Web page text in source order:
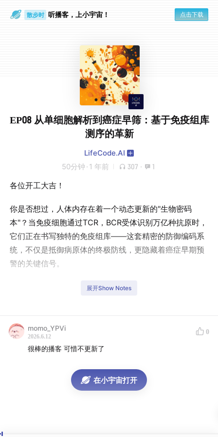
散步时 听播客，上小宇宙！ 点击下载
EP08 从单细胞解析到癌症早筛：基于免疫组库
测序的革新
LifeCode.AI
50分钟 · 1 年前 307 · 1
各位开工大吉！
你是否想过，人体内存在着一个动态更新的"生物密码
本"？当免疫细胞通过TCR，BCR受体识别万亿种抗原时，
它们正在书写独特的免疫组库——这套精密的防御编码系
统，不仅是抵御病原体的终极防线，更隐藏着癌症早期预
警的关键信号。
本期是关于免疫组库分享的第二部分，徐博士继续分享了
展，以及AI如何帮助我们在免疫数据的宝库中找到检测甚
至治愈疾病的蛛丝马迹。
徐博士，15年前往日本留学。在大阪大学取得理学硕士和
展开Show Notes
momo_YPVi
2026.6.12
0
很棒的播客 可惜不更新了
在小宇宙打开